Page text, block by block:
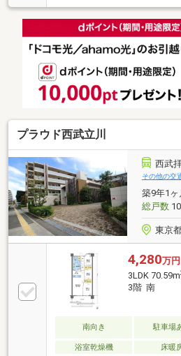
れています。◆充実の設備:
ックスやペット飼育可（規
です。◆安心の保証: 2年間
きで、管理状態も良好な快
プラウド西武立川
西武
その他の交
築9年1
総戸数
東京
4,280万円
3LDK 70.59m
3階 南
南向き 駐車場
浴室乾燥機
床暖